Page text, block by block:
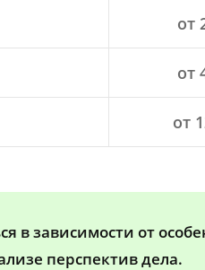
от
от
от
в зависимости от
перспектив дела.